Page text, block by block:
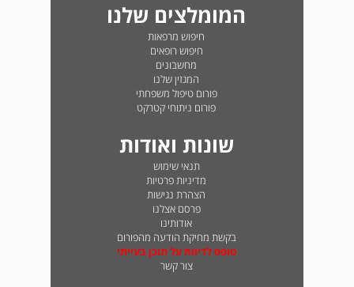
המומלצים שלנו
חיפוש מרפאות
חיפוש רופאים
מחשבונים
המגזין שלנו
פורום טיפול משפחתי
פורום ניתוחי קטרקט
שונות ואודות
תנאי שימוש
מדיניות פרטיות
הצהרת נגישות
פרסם אצלנו
אודותינו
בקשת מחיקת הודעה מהפורום
טופס לדיווח על תוכן בעייתי
צור קשר